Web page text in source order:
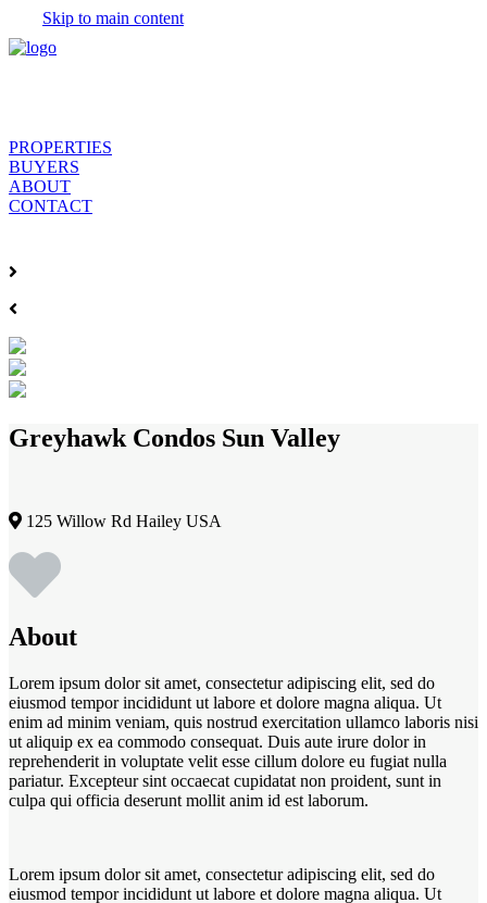
Skip to main content
PROPERTIES
BUYERS
ABOUT
CONTACT
Greyhawk Condos Sun Valley
125 Willow Rd Hailey USA
About
Lorem ipsum dolor sit amet, consectetur adipiscing elit, sed do
eiusmod tempor incididunt ut labore et dolore magna aliqua. Ut
enim ad minim veniam, quis nostrud exercitation ullamco laboris nisi
ut aliquip ex ea commodo consequat. Duis aute irure dolor in
reprehenderit in voluptate velit esse cillum dolore eu fugiat nulla
pariatur. Excepteur sint occaecat cupidatat non proident, sunt in
culpa qui officia deserunt mollit anim id est laborum.
Lorem ipsum dolor sit amet, consectetur adipiscing elit, sed do
eiusmod tempor incididunt ut labore et dolore magna aliqua. Ut